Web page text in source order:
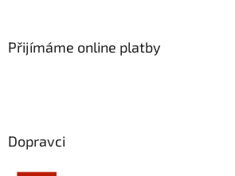
Přijímáme online platby
Dopravci